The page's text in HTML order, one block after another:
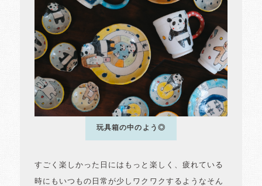
玩具箱の中のよう◎
すごく楽しかった日にはもっと楽しく、疲れている
時にもいつもの日常が少しワクワクするようなそん